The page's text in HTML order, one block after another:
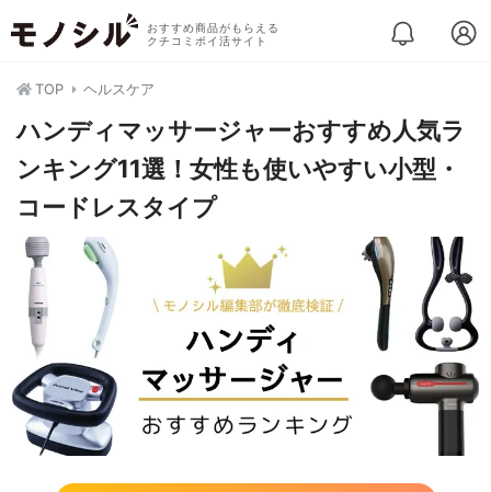
おすすめ商品がもらえる
クチコミポイ活サイト
TOP ヘルスケア
ハンディマッサージャーおすすめ人気ラ
ンキング11選！女性も使いやすい小型・
コードレスタイプ